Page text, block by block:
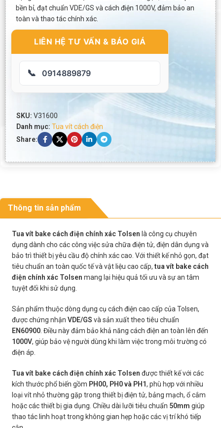
bền bỉ, đạt chuẩn VDE/GS và cách điện 1000V, đảm bảo an
toàn và thao tác chính xác.
LIÊN HỆ TƯ VẤN & BÁO GIÁ
📞 0914889879
SKU: V31600
Danh mục: Tua vít cách điện
Share:
Thông tin sản phẩm
Tua vít bake cách điện chính xác Tolsen là công cụ chuyên
dụng dành cho các công việc sửa chữa điện tử, điện dân dụng và
bảo trì thiết bị yêu cầu độ chính xác cao. Với thiết kế nhỏ gọn, đạt
tiêu chuẩn an toàn quốc tế và vật liệu cao cấp,tua vít bake cách
điện chính xác Tolsen mang lại hiệu quả tối ưu và sự an tâm
tuyệt đối khi sử dụng.
Sản phẩm thuộc dòng dụng cụ cách điện cao cấp của Tolsen,
được chứng nhận VDE/GS và sản xuất theo tiêu chuẩn
EN60900 . Điều này đảm bảo khả năng cách điện an toàn lên đến
1000V, giúp bảo vệ người dùng khi làm việc trong môi trường có
điện áp.
Tua vít bake cách điện chính xác Tolsen được thiết kế với các
kích thước phổ biến gồm PH00, PH0 và PH1, phù hợp với nhiều
loại vít nhỏ thường gặp trong thiết bị điện tử, bảng mạch, ổ cắm
hoặc các thiết bị gia dụng. Chiều dài lưỡi tiêu chuẩn 50mm giúp
thao tác linh hoạt trong không gian hẹp hoặc các vị trí khó tiếp